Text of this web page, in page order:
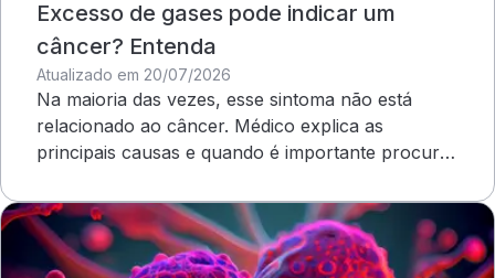
Excesso de gases pode indicar um
câncer? Entenda
Atualizado em 20/07/2026
Na maioria das vezes, esse sintoma não está
relacionado ao câncer. Médico explica as
principais causas e quando é importante procurar